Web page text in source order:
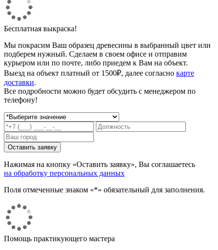
Бесплатная выкраска!
Мы покрасим Ваш образец древесины в выбранный цвет или
подберем нужный. Сделаем в своем офисе и отправим
курьером или по почте, либо приедем к Вам на объект.
Выезд на объект платный от 1500₽, далее согласно карте
доставки.
Все подробности можно будет обсудить с менеджером по
телефону!
Нажимая на кнопку «Оставить заявку», Вы соглашаетесь
на обработку персональных данных
Поля отмеченные знаком «*» обязательный для заполнения.
Помощь практикующего мастера